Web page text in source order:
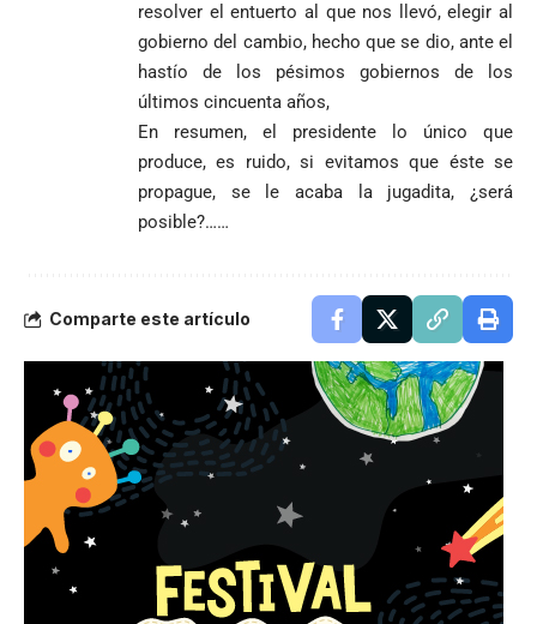
resolver el entuerto al que nos llevó, elegir al
gobierno del cambio, hecho que se dio, ante el
hastío de los pésimos gobiernos de los
últimos cincuenta años,
En resumen, el presidente lo único que
produce, es ruido, si evitamos que éste se
propague, se le acaba la jugadita, ¿será
posible?……
Comparte este artículo